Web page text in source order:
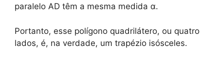
paralelo AD têm a mesma medida α.
Portanto, esse polígono quadrilátero, ou quatro
lados, é, na verdade, um trapézio isósceles.